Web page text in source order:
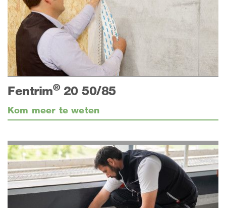
Fentrim®20 50/85
Kom meer te weten